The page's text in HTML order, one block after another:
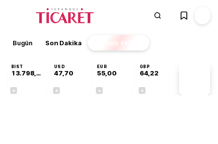
Bugün Son Dakika Finans EKSTRA
BIST
13.798,82
USD
47,70
EUR
55,00
GBP
64,22